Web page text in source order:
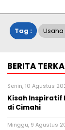
Tag :
BERITA
Senin, 10 Agustus
Kisah Inspiratif
di Cimahi
Minggu, 9 Agustus